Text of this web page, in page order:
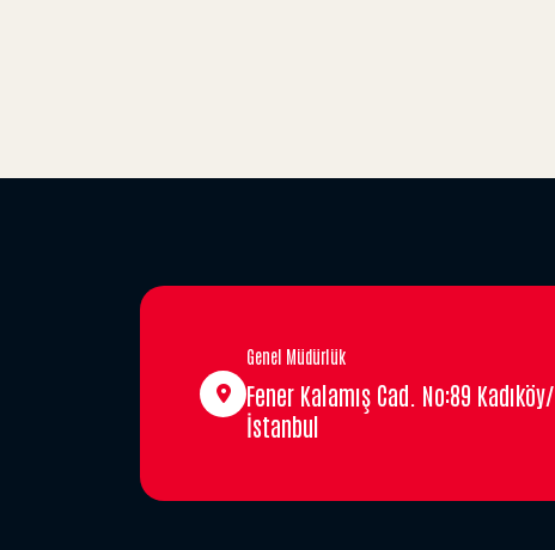
Genel Müdürlük
Fener Kalamış Cad. No:89 Kadıköy/
İstanbul